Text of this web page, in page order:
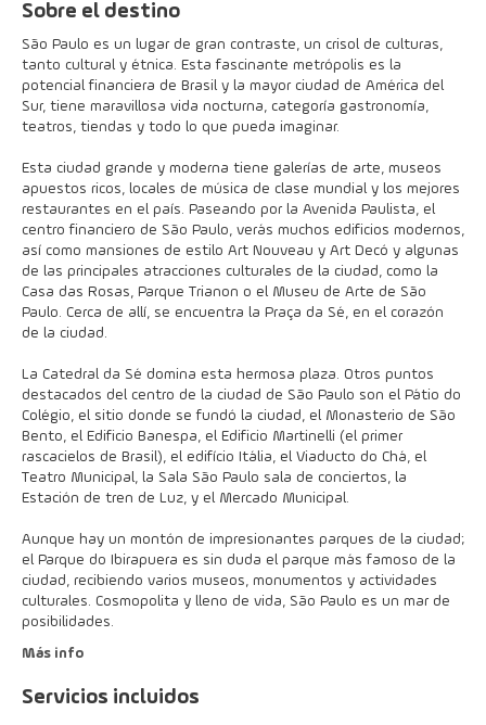
Sobre el destino
São Paulo es un lugar de gran contraste, un crisol de culturas,
tanto cultural y étnica. Esta fascinante metrópolis es la
potencial financiera de Brasil y la mayor ciudad de América del
Sur, tiene maravillosa vida nocturna, categoría gastronomía,
teatros, tiendas y todo lo que pueda imaginar.
Esta ciudad grande y moderna tiene galerías de arte, museos
apuestos ricos, locales de música de clase mundial y los mejores
restaurantes en el país. Paseando por la Avenida Paulista, el
centro financiero de São Paulo, verás muchos edificios modernos,
así como mansiones de estilo Art Nouveau y Art Decó y algunas
de las principales atracciones culturales de la ciudad, como la
Casa das Rosas, Parque Trianon o el Museu de Arte de São
Paulo. Cerca de allí, se encuentra la Praça da Sé, en el corazón
de la ciudad.
La Catedral da Sé domina esta hermosa plaza. Otros puntos
destacados del centro de la ciudad de São Paulo son el Pátio do
Colégio, el sitio donde se fundó la ciudad, el Monasterio de São
Bento, el Edificio Banespa, el Edificio Martinelli (el primer
rascacielos de Brasil), el edifício Itália, el Viaducto do Chá, el
Teatro Municipal, la Sala São Paulo sala de conciertos, la
Estación de tren de Luz, y el Mercado Municipal.
Aunque hay un montón de impresionantes parques de la ciudad;
el Parque do Ibirapuera es sin duda el parque más famoso de la
ciudad, recibiendo varios museos, monumentos y actividades
culturales. Cosmopolita y lleno de vida, São Paulo es un mar de
posibilidades.
Más info
Servicios incluidos